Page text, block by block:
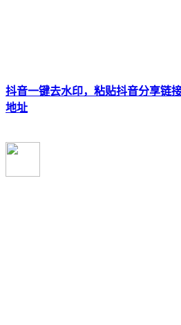
抖音一键去水印，粘贴抖音分享链
地址